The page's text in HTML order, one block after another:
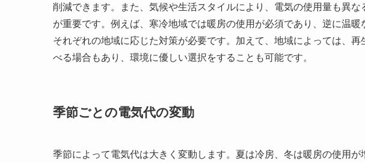
削減できます。また、気候や生活スタイルにより、電気の使用量も異
が重要です。例えば、寒冷地域では暖房の使用が必須であり、逆に温暖
それぞれの地域に応じた対策が必要です。加えて、地域によっては、
べる場合もあり、環境に優しい選択をすることも可能です。
季節ごとの電気代の変動
季節によって電気代は大きく変動します。夏は冷房、冬は暖房の使用